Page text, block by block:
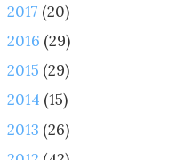
2017 (20)
2016 (29)
2015 (29)
2014 (15)
2013 (26)